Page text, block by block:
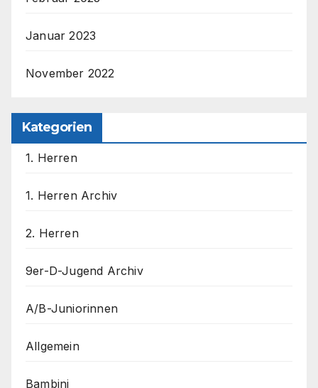
Januar 2023
November 2022
Kategorien
1. Herren
1. Herren Archiv
2. Herren
9er-D-Jugend Archiv
A/B-Juniorinnen
Allgemein
Bambini